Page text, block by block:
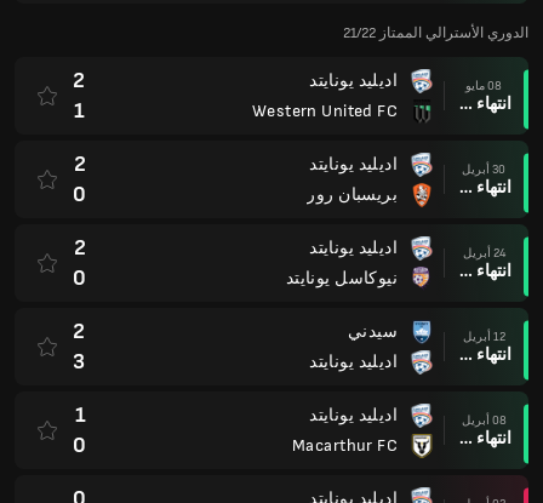
الدوري الأسترالي الممتاز 21/22
08 مايو
انتهاء وقت المباراة
اديليد يونايتد
Western United FC
2
1
30 أبريل
انتهاء وقت المباراة
اديليد يونايتد
بريسبان رور
2
0
24 أبريل
انتهاء وقت المباراة
اديليد يونايتد
نيوكاسل يونايتد
2
0
12 أبريل
انتهاء وقت المباراة
سيدني
اديليد يونايتد
2
3
08 أبريل
انتهاء وقت المباراة
اديليد يونايتد
Macarthur FC
1
0
اديليد يونايتد